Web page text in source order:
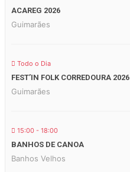
ACAREG 2026
Guimarães
Todo o Dia
FEST’IN FOLK CORREDOURA 2026
Guimarães
15:00 - 18:00
BANHOS DE CANOA
Banhos Velhos